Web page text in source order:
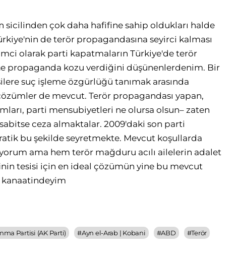
çok daha hafifine sahip oldukları halde
de terör propagandasına seyirci kalması
olarak parti kapatmaların Türkiye'de terör
propaganda kozu verdiğini düşünenlerdenim. Bir
suç işleme özgürlüğü tanımak arasında
de mevcut. Terör propagandası yapan,
parti mensubiyetleri ne olursa olsun– zaten
ceza almaktalar. 2009'daki son parti
bu şekilde seyretmekte. Mevcut koşullarda
ama hem terör mağduru acılı ailelerin adalet
tesisi için en ideal çözümün yine bu mevcut
Partisi (AK Parti) #Ayn el-Arab | Kobani #ABD #Terör